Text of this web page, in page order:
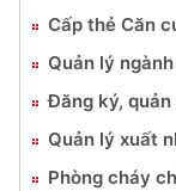
Cấp thẻ Căn
Quản lý
Đăng ký,
Quản lý xuất
Phòng cháy